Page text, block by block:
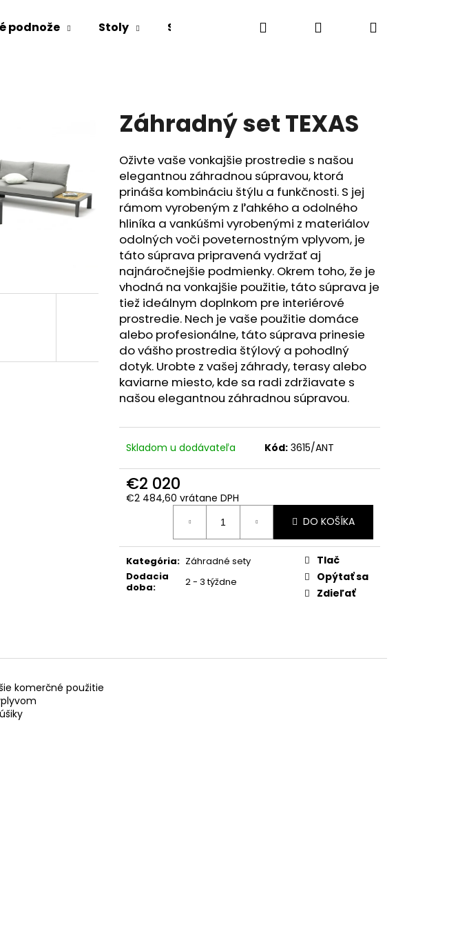
podnože Stoly Sedacie boxy a lavice Lehátka
Hľadať PrihlásenieNákupný
Záhradný set TEXAS
Oživte vaše vonkajšie prostredie s našou
elegantnou záhradnou súpravou, ktorá
prináša kombináciu štýlu a funkčnosti. S jej
rámom vyrobeným z ľahkého a odolného
hliníka a vankúšmi vyrobenými z materiálov
odolných voči poveternostným vplyvom, je
táto súprava pripravená vydržať aj
najnáročnejšie podmienky. Okrem toho, že je
vhodná na vonkajšie použitie, táto súprava je
tiež ideálnym doplnkom pre interiérové
prostredie. Nech je vaše použitie domáce
alebo profesionálne, táto súprava prinesie
do vášho prostredia štýlový a pohodlný
dotyk. Urobte z vašej záhrady, terasy alebo
kaviarne miesto, kde sa radi zdržiavate s
našou elegantnou záhradnou súpravou.
Skladom u dodávateľa Kód: 3615/ANT
€2 020
€2 484,60 vrátane DPH
Jednotková
DO KOŠÍKA
Kategória: Záhradné sety
Dodacia
doba: 2 - 3 týždne
Tlač
Opýtať sa
Zdieľať
komerčné použitie